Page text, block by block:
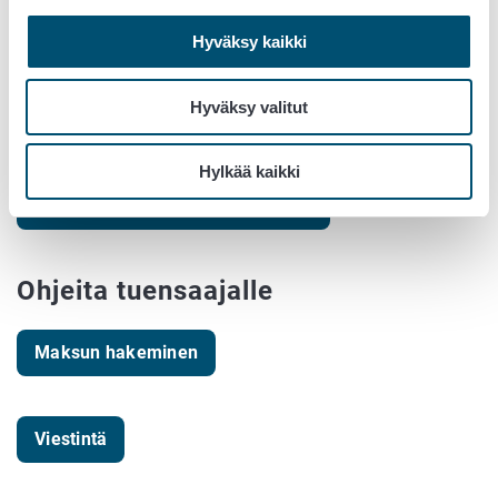
Hyväksy kaikki
Hyväksy valitut
Hylkää kaikki
mittakaavassa.
kone- ja laitehankintoihin tai eläinten hankintaan,
sillä hankintojen käyttöaika tulee rajautua kokeilun
Näin haet tukea
Näin haet maaseudun yritystukea
Ohjeita tuensaajalle
Maksun hakeminen
Viestintä